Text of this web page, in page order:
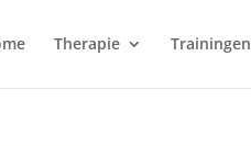
Therapie Trainingen